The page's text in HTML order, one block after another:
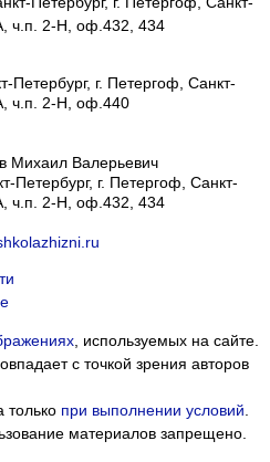
ч.п. 2-Н, оф.432, 434
Петербург, г. Петергоф, Санкт-
ч.п. 2-Н, оф.440
Михаил Валерьевич
Петербург, г. Петергоф Санкт-
ч.п. 2-Н, оф.432, 434
, используемых на сайте.
с точкой зрения авторов
только при выполнении условий
материалов запрещено.